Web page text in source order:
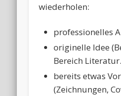
wiederholen:
professionelles
originelle Idee
Bereich
bereits etwas
(Zeichnungen,